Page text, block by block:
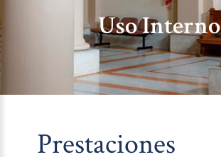
Uso Interno
Prestaciones